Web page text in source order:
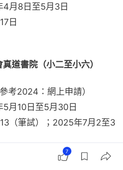
月8日至5月3日
日
道書院（小二至小六）
考2024：網上申請）
月10日至5月30日
（筆試）；2025年7月2至3
7